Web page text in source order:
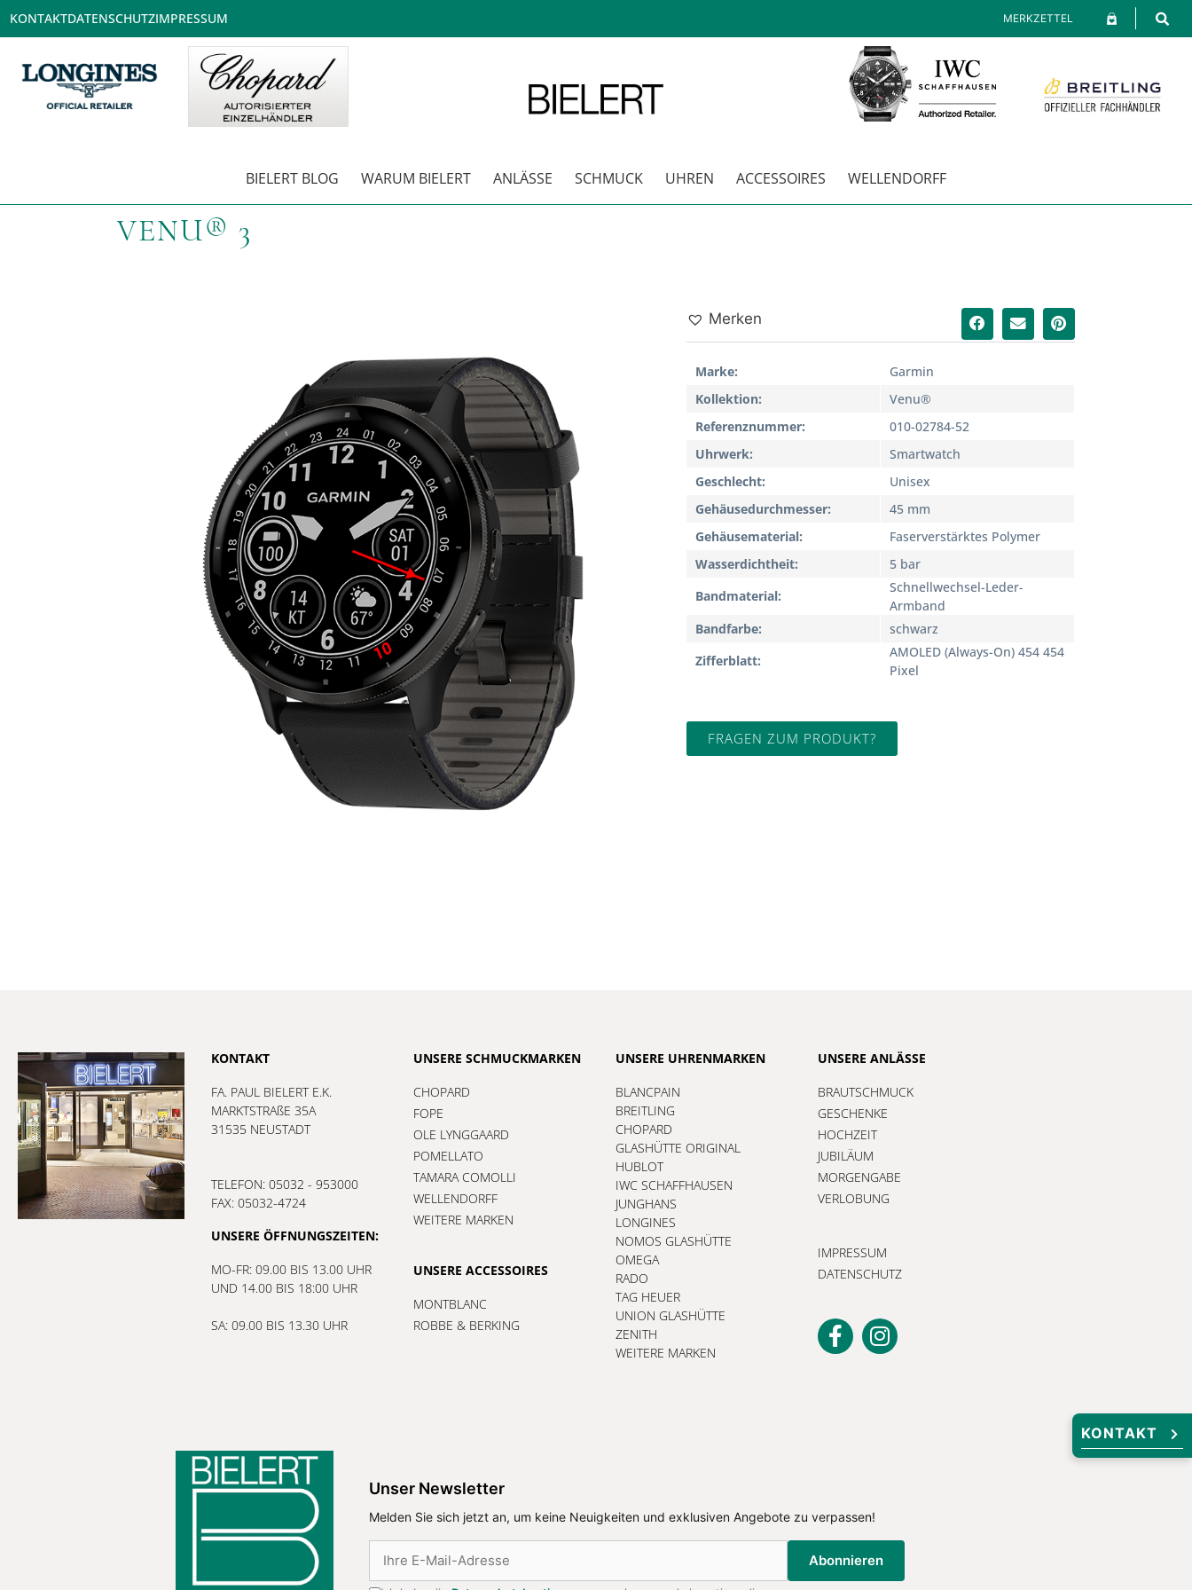
KONTAKTDATENSCHUTZIMPRESSUM MERKZETTEL
BIELERT BLOG WARUM BIELERT ANLÄSSE SCHMUCK UHREN ACCESSOIRES WELLENDORFF
VENU® 3
Merken
Marke
Garmin
Kollektion
Venu®
Referenznummer
010-02784-52
Uhrwerk
Smartwatch
Geschlecht
Unisex
Gehäusedurchmesser
45 mm
Gehäusematerial
Faserverstärktes Polymer
Wasserdichtheit
5 bar
Bandmaterial
Schnellwechsel-Leder-
Armband
Bandfarbe
schwarz
Zifferblatt
AMOLED (Always-On) 454 454
Pixel
FRAGEN ZUM PRODUKT?
KONTAKT
FA. PAUL BIELERT E.K.
MARKTSTRAßE 35A
31535 NEUSTADT
TELEFON: 05032 - 953000
FAX: 05032-4724
UNSERE ÖFFNUNGSZEITEN:
MO-FR: 09.00 BIS 13.00 UHR
UND 14.00 BIS 18:00 UHR
SA: 09.00 BIS 13.30 UHR
UNSERE SCHMUCKMARKEN
CHOPARD
FOPE
OLE LYNGGAARD
POMELLATO
TAMARA COMOLLI
WELLENDORFF
WEITERE MARKEN
UNSERE ACCESSOIRES
MONTBLANC
ROBBE & BERKING
UNSERE UHRENMARKEN
BLANCPAIN
BREITLING
CHOPARD
GLASHÜTTE ORIGINAL
HUBLOT
IWC SCHAFFHAUSEN
JUNGHANS
LONGINES
NOMOS GLASHÜTTE
OMEGA
RADO
TAG HEUER
UNION GLASHÜTTE
ZENITH
WEITERE MARKEN
UNSERE ANLÄSSE
BRAUTSCHMUCK
GESCHENKE
HOCHZEIT
JUBILÄUM
MORGENGABE
VERLOBUNG
IMPRESSUM
DATENSCHUTZ
KONTAKT
Unser Newsletter
Melden Sie sich jetzt an, um keine Neuigkeiten und exklusiven Angebote zu verpassen!
Abonnieren